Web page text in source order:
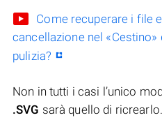
Come recuperare i file
cancellazione nel
pulizia?
Non in tutti i casi l’unico
.SVG sarà quello di ricrearlo.